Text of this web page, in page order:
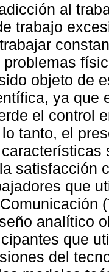
al
trabajo
problemas
objeto de
ya que
el control
tanto, el
satisfacción
que
analítico
que
del